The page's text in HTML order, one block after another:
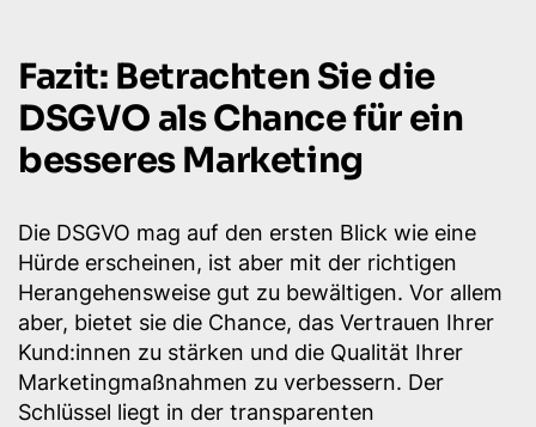
Fazit: Betrachten Sie die
DSGVO als Chance für ein
besseres Marketing
Die DSGVO mag auf den ersten Blick wie eine
Hürde erscheinen, ist aber mit der richtigen
Herangehensweise gut zu bewältigen. Vor allem
aber, bietet sie die Chance, das Vertrauen Ihrer
Kund:innen zu stärken und die Qualität Ihrer
Marketingmaßnahmen zu verbessern. Der
Schlüssel liegt in der transparenten